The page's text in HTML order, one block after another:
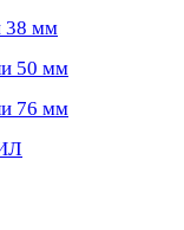
38 мм
50 мм
76 мм